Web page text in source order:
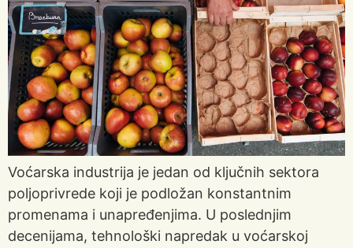
Voćarska industrija je jedan od ključnih sektora
poljoprivrede koji je podložan konstantnim
promenama i unapređenjima. U poslednjim
decenijama, tehnološki napredak u voćarskoj